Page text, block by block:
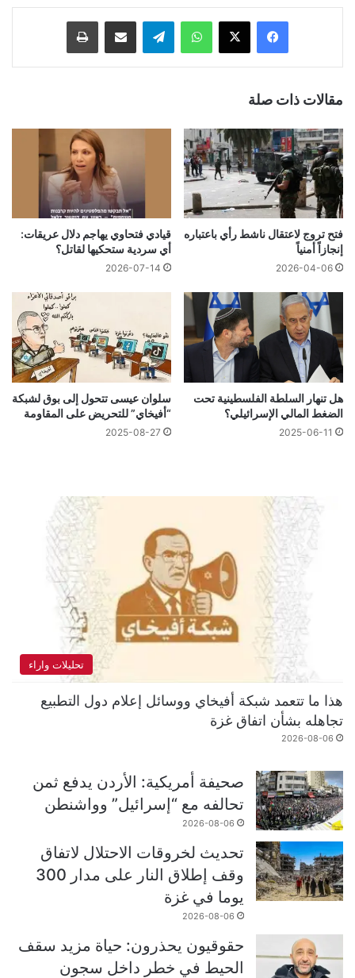
فيسبوك ‫X واتساب تيلقرام مشاركة عبر البريد طباعة
مقالات ذات صلة
فتح تروج لاعتقال ناشط رأي باعتباره
إنجازاً أمنياً
2026-04-06
قيادي فتحاوي يهاجم دلال عريقات:
أي سردية ستحكيها لقاتل؟
2026-07-14
هل تنهار السلطة الفلسطينية تحت
الضغط المالي الإسرائيلي؟
2025-06-11
سلوان عيسى تتحول إلى بوق لشبكة
“أفيخاي” للتحريض على المقاومة
2025-08-27
تحليلات واراء
هذا ما تتعمد شبكة أفيخاي ووسائل إعلام دول التطبيع
تجاهله بشأن اتفاق غزة
2026-08-06
صحيفة أمريكية: الأردن يدفع ثمن
تحالفه مع “إسرائيل” وواشنطن
2026-08-06
تحديث لخروقات الاحتلال لاتفاق
وقف إطلاق النار على مدار 300
يوما في غزة
2026-08-06
حقوقيون يحذرون: حياة مزيد سقف
الحيط في خطر داخل سجون